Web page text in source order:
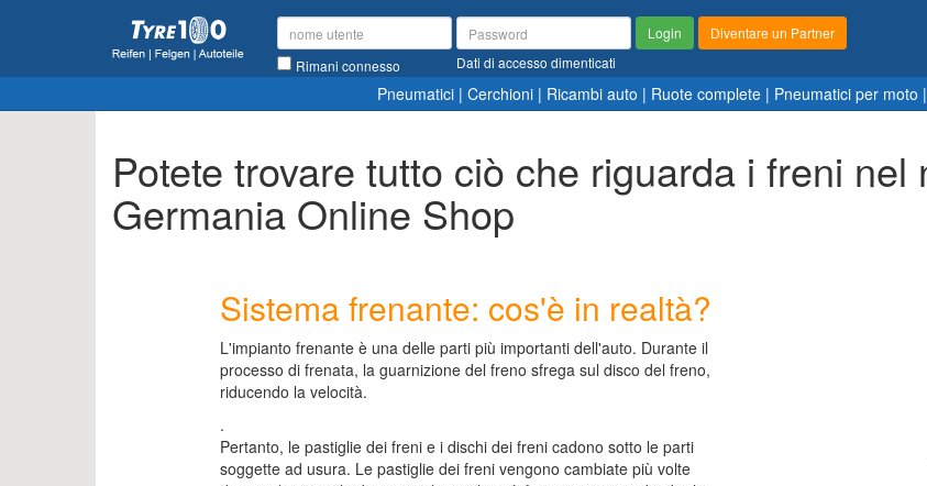
Rimani connesso Dati di accesso dimenticati
Login Diventare un Partner
Pneumatici | Cerchioni | Ricambi auto | Ruote complete | Pneumatici per moto |
Potete trovare tutto ciò che riguarda i freni nel
Germania Online Shop
Sistema frenante: cos'è in realtà?
L'impianto frenante è una delle parti più importanti dell'auto. Durante il
processo di frenata, la guarnizione del freno sfrega sul disco del freno,
riducendo la velocità.
.
Pertanto, le pastiglie dei freni e i dischi dei freni cadono sotto le parti
soggette ad usura. Le pastiglie dei freni vengono cambiate più volte